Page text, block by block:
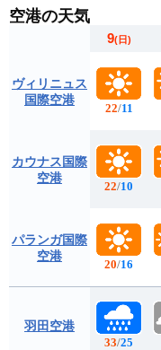
空港の天気
ヴィリニュス
国際空港
カウナス国際
空港
パランガ国際
空港
羽田空港
9(日)
22/11
22/10
20/16
33/25